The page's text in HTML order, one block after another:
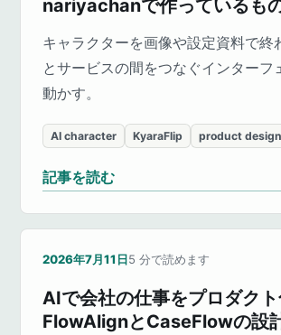
nariyachanで作っているも
キャラクターを画像や設定資料で終
とサービスの間をつなぐインターフ
動かす。
AI character KyaraFlip product design
記事を読む
2026年7月11日5 分で読めます
AIで会社の仕事をプロダクト
FlowAlignとCaseFlowの設